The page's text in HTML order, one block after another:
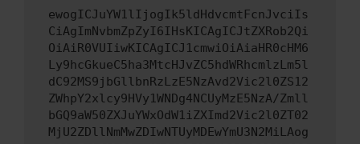
ewogICJuYW1lIjogIk5ldHdvcmtFcnJvciIs
CiAgImNvbmZpZyI6IHsKICAgICJtZXRob2Qi
OiAiR0VUIiwKICAgICJ1cmwiOiAiaHR0cHM6
Ly9hcGkueC5ha3MtcHJvZC5hdWRhcmlzLm5l
dC92MS9jbGllbnRzLzE5NzAvd2Vic2l0ZS12
ZWhpY2xlcy9HVy1WNDg4NCUyMzE5NzA/Zmll
bGQ9aW50ZXJuYWxOdW1iZXImd2Vic2l0ZT02
MjU2ZDllNmMwZDIwNTUyMDEwYmU3N2MiLAog